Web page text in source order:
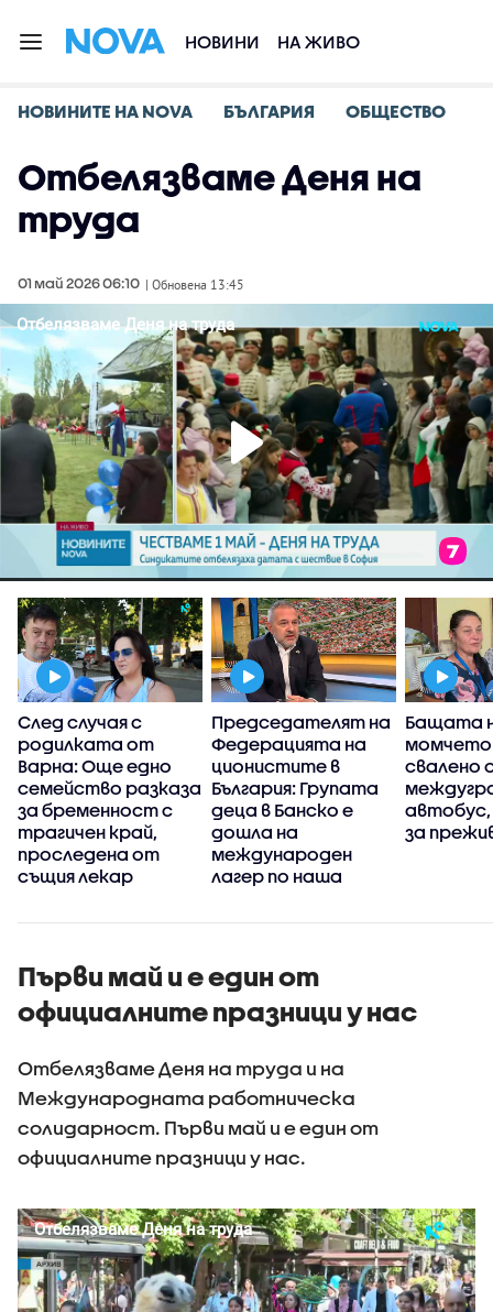
НОВИНИ НА ЖИВО
НОВИНИТЕ НА NOVA БЪЛГАРИЯ ОБЩЕСТВО
Отбелязваме Деня на
труда
01 май 2026 06:10 | Обновена 13:45
След случая с
родилката от
Варна: Още едно
семейство разказа
за бременност с
трагичен край,
проследена от
същия лекар
Председателят на
Федерацията на
ционистите в
България: Групата
деца в Банско е
дошла на
международен
лагер по наша
Бащата
свалено
автобус,
за
Първи май и е един от
официалните празници у нас
Отбелязваме Деня на труда и на
Международната работническа
солидарност. Първи май и е един от
официалните празници у нас.